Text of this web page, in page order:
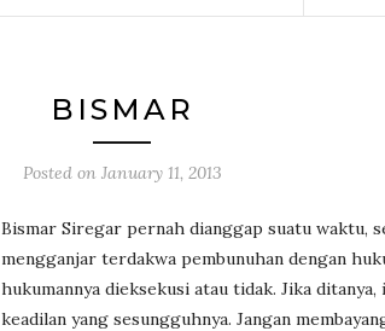
BISMAR
Posted on January 11, 2013
Bismar Siregar pernah dianggap suatu waktu,
mengganjar terdakwa pembunuhan dengan
hukumannya dieksekusi atau tidak. Jika
keadilan yang sesungguhnya. Jangan